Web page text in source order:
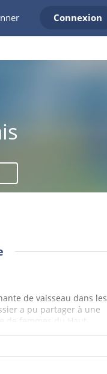
Connexion
de vaisseau dans les
a pu partager à une
de femmes du Haut-...